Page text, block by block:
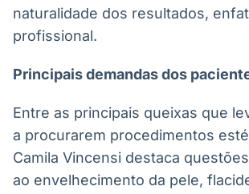
BroadFast
naturalidade dos resultados,
profissional.
Principais demandas dos
Entre as principais queixas que
a procurarem procedimentos
Camila Vincensi destaca
ao envelhecimento da pele,